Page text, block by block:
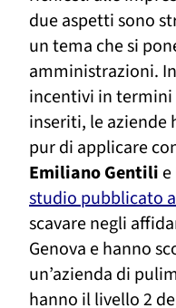
due aspetti sono
un tema che si
amministrazioni.
incentivi in termini
inseriti, le
pur di applicare
Emiliano Gentili e
studio pubblicato
scavare negli
Genova e hanno
un’azienda di
hanno il livello 2